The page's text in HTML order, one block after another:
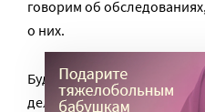
говорим об
о них.
Будут отработаны подходы
делаться. В принципе, это